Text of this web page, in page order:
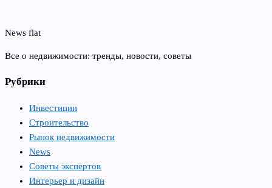
News flat
Все о недвижимости: тренды, новости, советы
Рубрики
Инвестиции
Строительство
Рынок недвижимости
News
Советы экспертов
Интерьер и дизайн